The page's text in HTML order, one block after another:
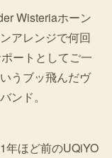
Wisteriaホーン
アレンジで何回
ートとしてご一
うブッ飛んだヴ
ンド。
年ほど前のUQiYO